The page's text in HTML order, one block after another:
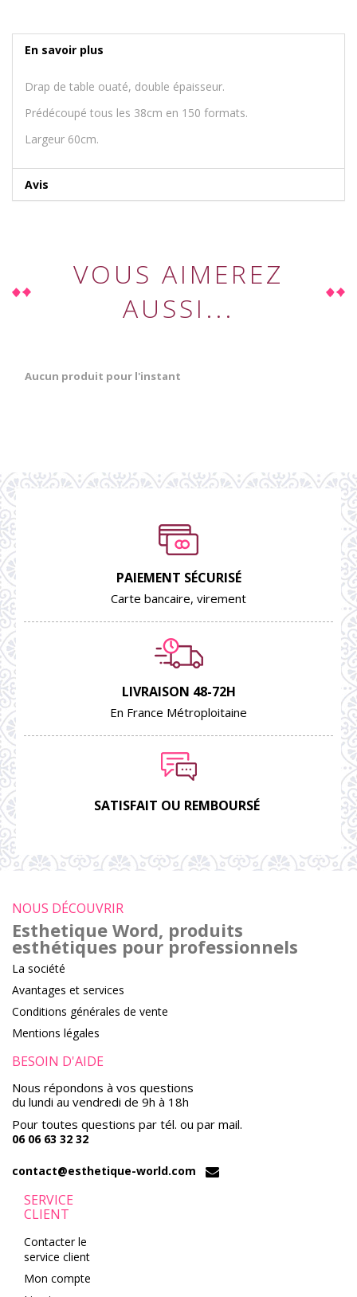
En savoir plus
Drap de table ouaté, double épaisseur.
Prédécoupé tous les 38cm en 150 formats.
Largeur 60cm.
Avis
VOUS AIMEREZ
AUSSI...
Aucun produit pour l'instant
PAIEMENT SÉCURISÉ
Carte bancaire, virement
LIVRAISON 48-72H
En France Métroploitaine
SATISFAIT OU REMBOURSÉ
NOUS DÉCOUVRIR
Esthetique Word, produits
esthétiques pour professionnels
La société
Avantages et services
Conditions générales de vente
Mentions légales
BESOIN D'AIDE
Nous répondons à vos questions
du lundi au vendredi de 9h à 18h
Pour toutes questions par tél. ou par mail.
06 06 63 32 32
contact@esthetique-world.com
SERVICE
CLIENT
Contacter le
service client
Mon compte